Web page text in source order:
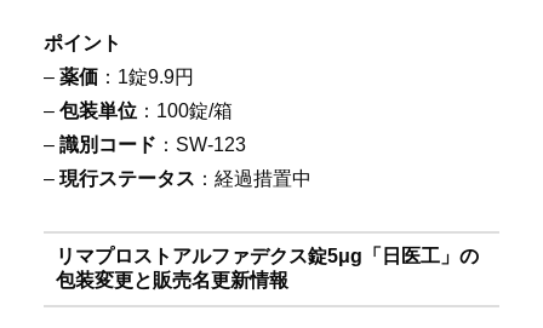
ポイント
– 薬価 ：1錠9.9円
– 包装単位 ：100錠/箱
– 識別コード ：SW-123
– 現行ステータス ：経過措置中
リマプロストアルファデクス錠5μg「日医工」の
包装変更と販売名更新情報